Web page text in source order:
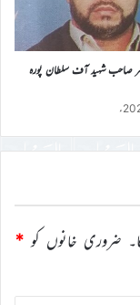
صاحب شہید آف سلطان پورہ
ضروری خانوں کو *